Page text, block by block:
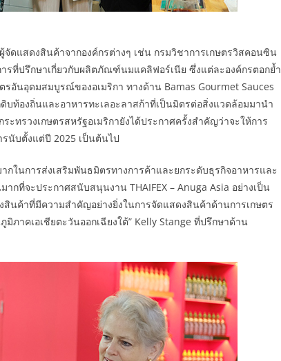
จัดแสดงสินค้าจากองค์กรต่างๆ เช่น กรมวิชาการเกษตรวิสคอนซิน
รที่ปรึกษาเกี่ยวกับผลิตภัณฑ์นมแคลิฟอร์เนีย ซึ่งแต่ละองค์กรตอกย้ำ
อันอุดมสมบูรณ์ของอเมริกา ทางด้าน Bamas Gourmet Sauces
ท้องถิ่นและอาหารทะเลอะลาสก้าที่เป็นมิตรต่อสิ่งแวดล้อมมานำ
ทรวงเกษตรสหรัฐอเมริกายังได้ประกาศครั้งสำคัญว่าจะให้การ
รนับตั้งแต่ปี 2025 เป็นต้นไป
กในการส่งเสริมพันธมิตรทางการค้าและยกระดับธุรกิจอาหารและ
ากที่จะประกาศสนับสนุนงาน THAIFEX – Anuga Asia อย่างเป็น
สินค้าที่มีความสำคัญอย่างยิ่งในการจัดแสดงสินค้าด้านการเกษตร
ภาคเอเชียตะวันออกเฉียงใต้” Kelly Stange ที่ปรึกษาด้าน